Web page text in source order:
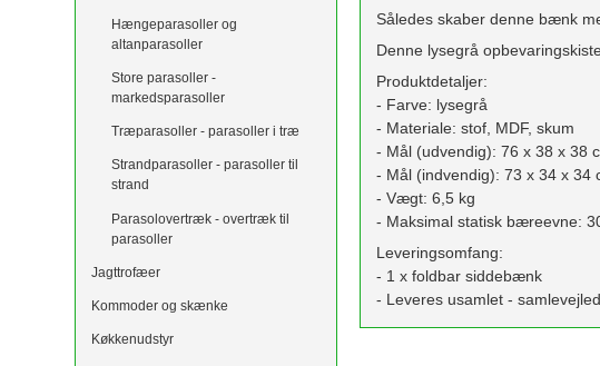
Hængeparasoller og
altanparasoller
Store parasoller -
markedsparasoller
Træparasoller - parasoller i træ
Strandparasoller - parasoller til
strand
Parasolovertræk - overtræk til
parasoller
Jagttrofæer
Kommoder og skænke
Køkkenudstyr
Således skaber denne bænk
Denne lysegrå
Produktdetaljer:
- Farve: lysegrå
- Materiale: stof, MDF, skum
- Mål (udvendig): 76 x 38 x 38
- Mål (indvendig): 73 x 34 x 34
- Vægt: 6,5 kg
- Maksimal statisk bæreevne:
Leveringsomfang:
- 1 x foldbar siddebænk
- Leveres usamlet -